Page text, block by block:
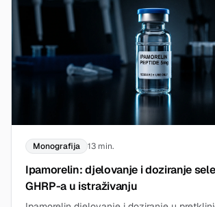
Monografija 13 min.
Ipamorelin: djelovanje i doziranje
GHRP-a u istraživanju